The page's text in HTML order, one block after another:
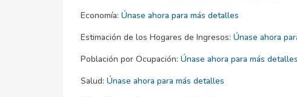
Economía: Únase ahora para más detalles
Estimación de los Hogares de Ingresos: Únase ahora
Población por Ocupación: Únase ahora para más detalles
Salud: Únase ahora para más detalles